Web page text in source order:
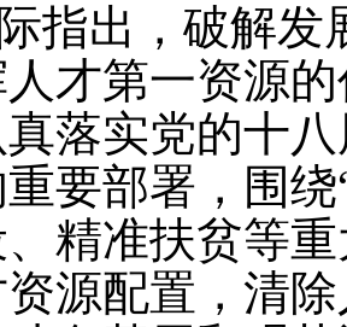
指出，破解发
才第一资源
真落实党的十
要部署，围
精准扶贫等
源配置，清